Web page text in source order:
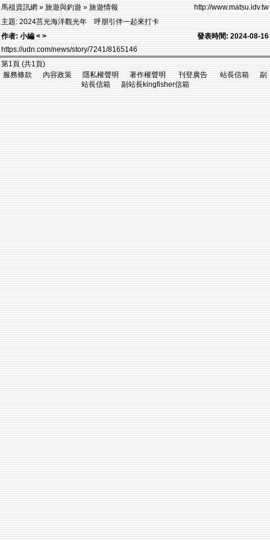
馬祖資訊網 » 旅遊與釣遊 » 旅遊情報
http://www.matsu.idv.tw
主題: 2024莒光海洋觀光年 呼朋引伴一起來打卡
作者: 小編 < >
發表時間: 2024-08-16
https://udn.com/news/story/7241/8165146
第1頁 (共1頁)
服務條款 內容政策 隱私權聲明 著作權聲明 刊登廣告 站長信箱 副
站長信箱 副站長kingfisher信箱